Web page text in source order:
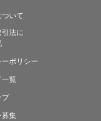
いて
法に
ポリシー
覧
プ
募集